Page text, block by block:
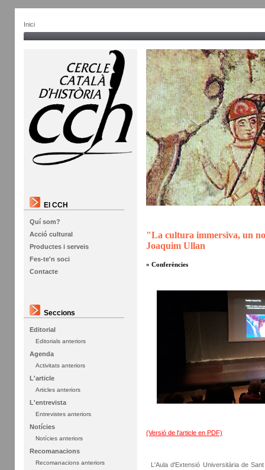
Inici
El CCH
Quí som?
Acció cultural
Productes i serveis
Fes-te'n soci
Contacte
Seccions
Editorial
Editorials anteriors
Agenda
Activitats anteriors
L'article
Articles anteriors
L'entrevista
Entrevistes anteriors
Notícies
Notícies anteriors
Recomanacions
Recomanacions anteriors
"La cultura immersiva, un
Joaquim Ullan
» Conferències
(Versió de l'article en PDF)
L'Aula d'Extensió Universitària de